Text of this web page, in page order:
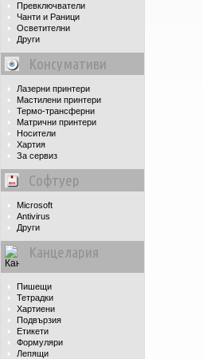
Превключватели
Чанти и Раници
Осветителни
Други
Консумативи
Лазерни принтери
Мастилени принтери
Термо-трансферни
Матрични принтери
Носители
Хартия
За сервиз
Софтуер
Microsoft
Antivirus
Други
Канцелария
Пишещи
Тетрадки
Хартиени
Подвързия
Етикети
Формуляри
Лепящи